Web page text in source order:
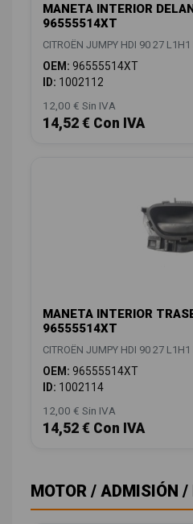
MANETA INTERIOR
96555514XT
CITROËN JUMPY HDI 90 27 L1H1
OEM: 96555514XT
ID: 1002112
12,00 € Sin IVA
14,52 € Con IVA
MANETA INTERIOR
96555514XT
CITROËN JUMPY HDI 90 27 L1H1
OEM: 96555514XT
ID: 1002114
12,00 € Sin IVA
14,52 € Con IVA
MOTOR / ADMISIÓN /